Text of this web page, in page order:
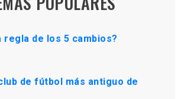
regla de los 5 cambios?
de fútbol más antiguo de